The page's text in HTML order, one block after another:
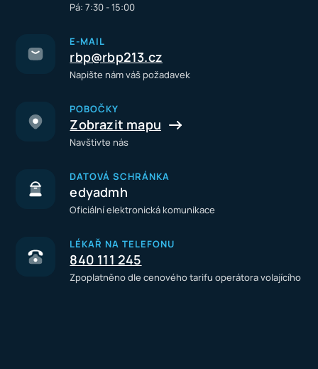
Pá: 7:30 - 15:00
E-MAIL
rbp@rbp213.cz
Napište nám váš požadavek
POBOČKY
Zobrazit mapu
Navštivte nás
DATOVÁ SCHRÁNKA
edyadmh
Oficiální elektronická komunikace
LÉKAŘ NA TELEFONU
840 111 245
Zpoplatněno dle cenového tarifu operátora volajícího